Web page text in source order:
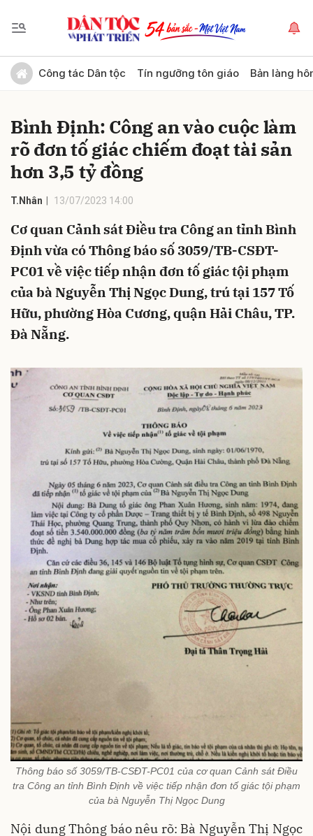
Công tác Dân tộc Tín ngưỡng tôn giáo Bản làng
Bình Định: Công an vào cuộc làm
rõ đơn tố giác chiếm đoạt tài sản
hơn 3,5 tỷ đồng
T.Nhân 13/07/2023 14:00
Cơ quan Cảnh sát Điều tra Công an tỉnh Bình
Định vừa có Thông báo số 3059/TB-CSĐT-
PC01 về việc tiếp nhận đơn tố giác tội phạm
của bà Nguyễn Thị Ngọc Dung, trú tại 157 Tố
Hữu, phường Hòa Cương, quận Hải Châu, TP.
Đà Nẵng.
Thông báo số 3059/TB-CSĐT-PC01 của cơ quan Cảnh sát Điều
tra Công an tỉnh Bình Định về việc tiếp nhận đơn tố giác tội phạm
của bà Nguyễn Thị Ngọc Dung
Nội dung Thông báo nêu rõ: Bà Nguyễn Thị Ngọc
Gửi bình luận